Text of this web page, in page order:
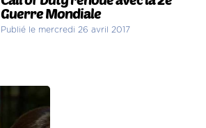
Guerre Mondiale
Publié le mercredi 26 avril 2017